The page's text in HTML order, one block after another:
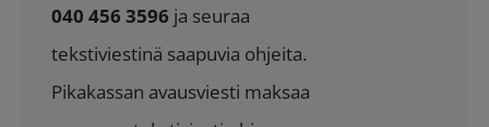
040 456 3596 ja seuraa
tekstiviestinä saapuvia ohjeita.
Pikakassan avausviesti maksaa